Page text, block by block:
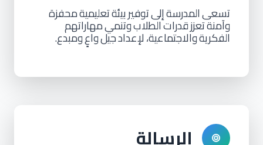
تسعى المدرسةإلى توفيربيئةتعليميةمحفزة
وآمنةتعززقدراتالطلابوتنمي مهاراتهم
الفكريةوالاجتماعية،لإعدادجيلواعٍومبدع.
الرسالة